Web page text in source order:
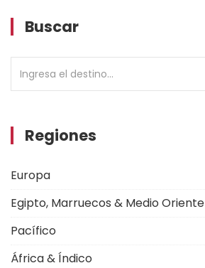
Buscar
Regiones
Europa
Egipto, Marruecos & Medio Oriente
Pacífico
África & Índico